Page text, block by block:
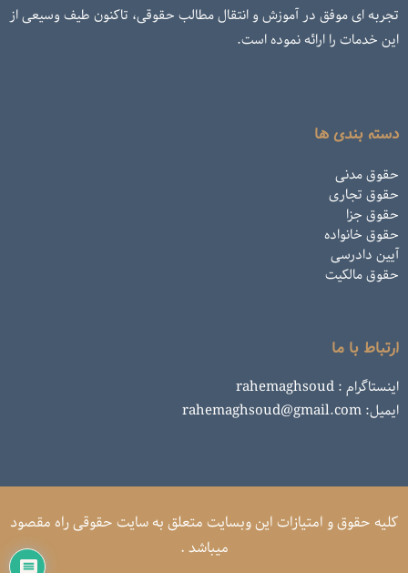
تجربه ای موفق در آموزش و انتقال مطالب حقوقی، تاکنون طیف وسیعی از
این خدمات را ارائه نموده است.
دسته بندی ها
حقوق مدنی
حقوق تجاری
حقوق جزا
حقوق خانواده
آیین دادرسی
حقوق مالکیت
ارتباط با ما
اینستاگرام : rahemaghsoud
ایمیل: rahemaghsoud@gmail.com
کلیه حقوق و امتیازات این وبسایت متعلق به سایت حقوقی راه مقصود
میباشد .